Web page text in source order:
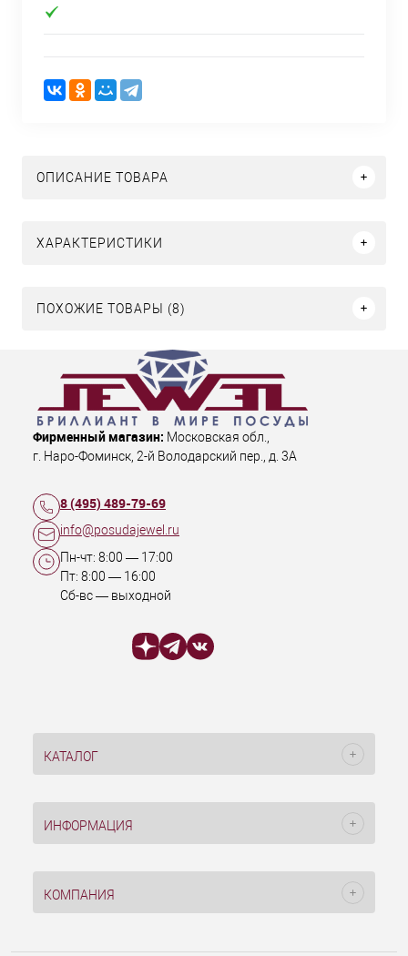
ОПИСАНИЕ ТОВАРА
ХАРАКТЕРИСТИКИ
ПОХОЖИЕ ТОВАРЫ (8)
Фирменный магазин: Московская обл.,
г. Наро-Фоминск, 2-й Володарский пер., д. 3А
8 (495) 489-79-69
info@posudajewel.ru
Пн-чт: 8:00 — 17:00
Пт: 8:00 — 16:00
Сб-вс — выходной
КАТАЛОГ
ИНФОРМАЦИЯ
КОМПАНИЯ